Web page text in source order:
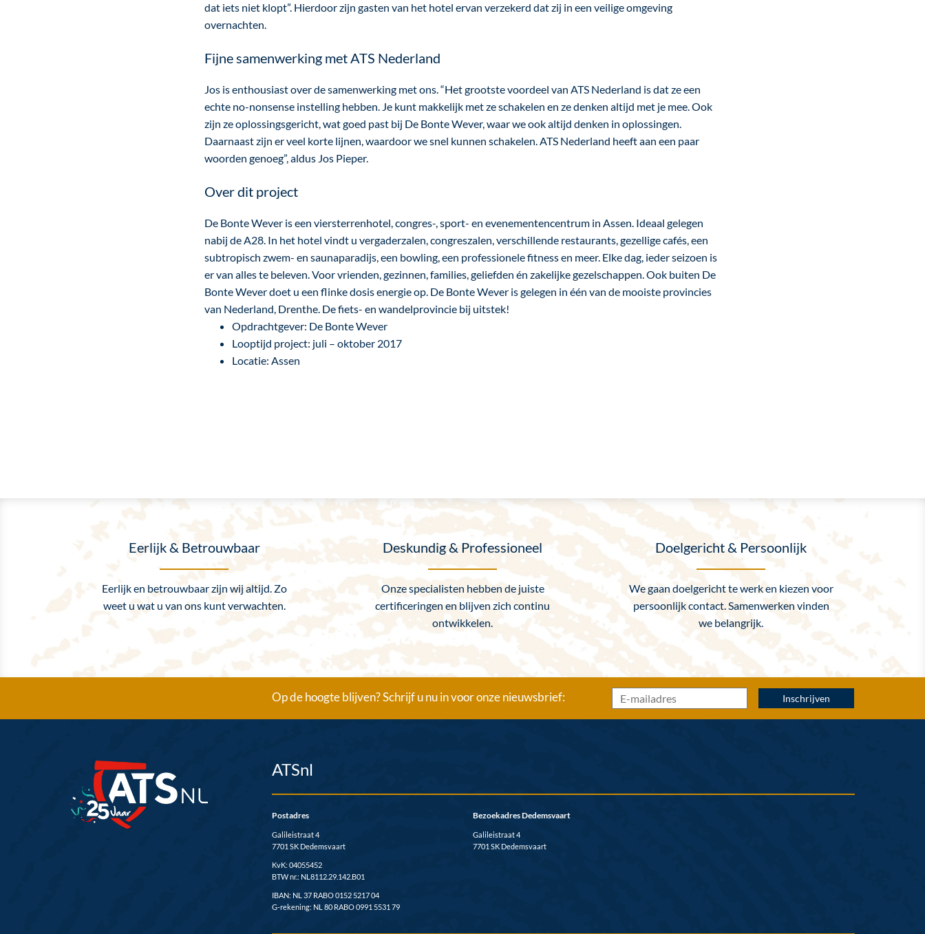
dat iets niet klopt”. Hierdoor zijn gasten van het hotel ervan verzekerd dat zij in een veilige omgeving
overnachten.
Fijne samenwerking met ATS Nederland
Jos is enthousiast over de samenwerking met ons. “Het grootste voordeel van ATS Nederland is dat ze een
echte no-nonsense instelling hebben. Je kunt makkelijk met ze schakelen en ze denken altijd met je mee. Ook
zijn ze oplossingsgericht, wat goed past bij De Bonte Wever, waar we ook altijd denken in oplossingen.
Daarnaast zijn er veel korte lijnen, waardoor we snel kunnen schakelen. ATS Nederland heeft aan een paar
woorden genoeg”, aldus Jos Pieper.
Over dit project
De Bonte Wever is een viersterrenhotel, congres-, sport- en evenementencentrum in Assen. Ideaal gelegen
nabij de A28. In het hotel vindt u vergaderzalen, congreszalen, verschillende restaurants, gezellige cafés, een
subtropisch zwem- en saunaparadijs, een bowling, een professionele fitness en meer. Elke dag, ieder seizoen is
er van alles te beleven. Voor vrienden, gezinnen, families, geliefden én zakelijke gezelschappen. Ook buiten De
Bonte Wever doet u een flinke dosis energie op. De Bonte Wever is gelegen in één van de mooiste provincies
van Nederland, Drenthe. De fiets- en wandelprovincie bij uitstek!
Opdrachtgever: De Bonte Wever
Looptijd project: juli – oktober 2017
Locatie: Assen
Eerlijk & Betrouwbaar
Eerlijk en betrouwbaar zijn wij altijd. Zo
weet u wat u van ons kunt verwachten.
Deskundig & Professioneel
Onze specialisten hebben de juiste
certificeringen en blijven zich continu
ontwikkelen.
Doelgericht & Persoonlijk
We gaan doelgericht te werk en kiezen voor
persoonlijk contact. Samenwerken vinden
we belangrijk.
Op de hoogte blijven? Schrijf u nu in voor onze nieuwsbrief:
ATSnl
Postadres
Galileistraat 4
7701 SK Dedemsvaart
KvK: 04055452
BTW nr.: NL8112.29.142.B01
IBAN: NL 37 RABO 0152 5217 04
G-rekening: NL 80 RABO 0991 5531 79
Bezoekadres Dedemsvaart
Galileistraat 4
7701 SK Dedemsvaart